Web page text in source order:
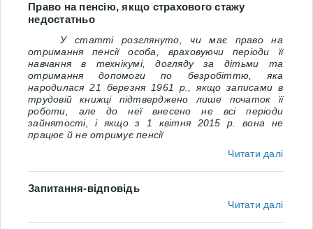
Право на пенсію, якщо страхового стажу
недостатньо
У статті розглянуто, чи має право на
отримання пенсії особа, враховуючи періоди її
навчання в технікумі, догляду за дітьми та
отримання допомоги по безробіттю, яка
народилася 21 березня 1961 р., якщо записами в
трудовій книжці підтверджено лише початок її
роботи, але до неї внесено не всі періоди
зайнятості, і якщо з 1 квітня 2015 р. вона не
працює й не отримує пенсії
Читати далі
Запитання-відповідь
Читати далі